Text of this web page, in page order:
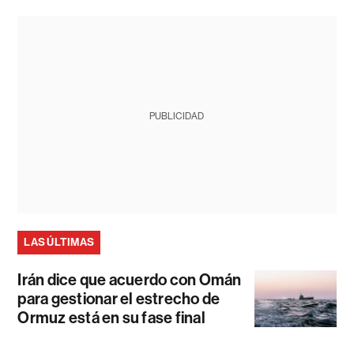
PUBLICIDAD
LAS ÚLTIMAS
Irán dice que acuerdo con Omán
para gestionar el estrecho de
Ormuz está en su fase final